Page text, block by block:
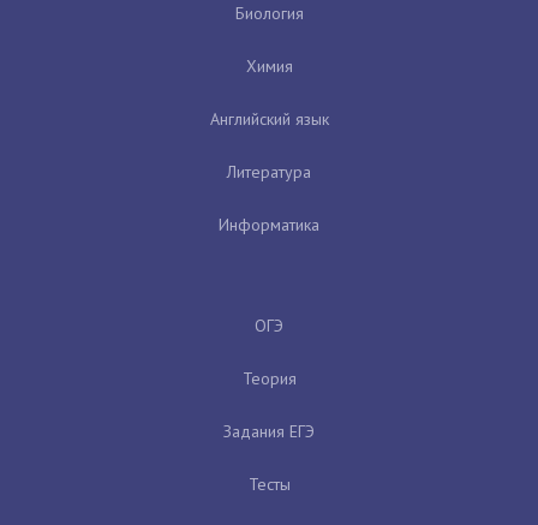
Биология
Химия
Английский язык
Литература
Информатика
ОГЭ
Теория
Задания ЕГЭ
Тесты